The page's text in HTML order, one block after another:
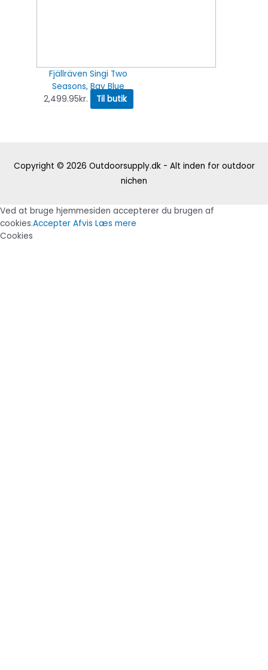
Fjällräven Singi Two
Seasons, Bay Blue
2,499.95kr. Til butik
Copyright © 2026 Outdoorsupply.dk - Alt inden for outdoor
nichen
Ved at bruge hjemmesiden accepterer du brugen af
cookies.Accepter Afvis Læs mere
Cookies